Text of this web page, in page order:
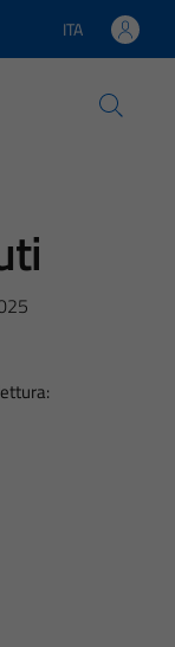
Lingua attiva:
ITA